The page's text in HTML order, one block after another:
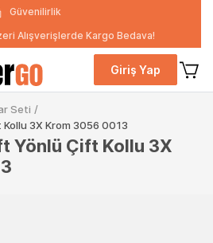
Güvenilirlik
Alışverişlerde Kargo Bedava!
Giriş Yap
Seti /
3X Krom 3056 0013
Yönlü Çift Kollu 3X